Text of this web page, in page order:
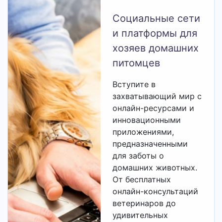
пьет
leopardo244
2026-06-14 16:04:38
Здравствуйте, дали моей собаке
варенные кости (как оказалось зря),
теперь она плохо ходит в туалет и
отказывается от еды (ест только
вкусняшки), было даже что когда
ходила в туалет - скулила.
Температура у питомца стабильно-
хорошая. Основные симптомы:Запор,
разный кал(водяной и твердый
одновременно), отказ от еды (но от
Социальные сети
и платформы для
хозяев домашних
питомцев
Вступите в
захватывающий мир с
онлайн-ресурсами и
инновационными
приложениями,
предназначенными
для заботы о
домашних животных.
От бесплатных
онлайн-консультаций
ветеринаров до
удивительных